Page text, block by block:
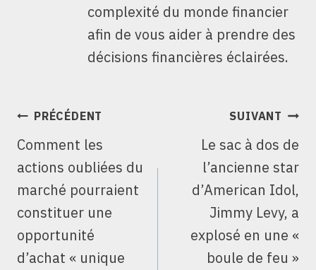
complexité du monde financier
afin de vous aider à prendre des
décisions financières éclairées.
NAVIGATION
L’ARTICLE
PRÉCÉDENT
Comment les
actions oubliées du
marché pourraient
constituer une
opportunité
d’achat « unique
SUIVANT
Le sac à dos de
l’ancienne star
d’American Idol,
Jimmy Levy, a
explosé en une «
boule de feu »